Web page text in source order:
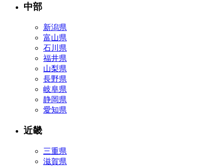
中部
新潟県
富山県
石川県
福井県
山梨県
長野県
岐阜県
静岡県
愛知県
近畿
三重県
滋賀県